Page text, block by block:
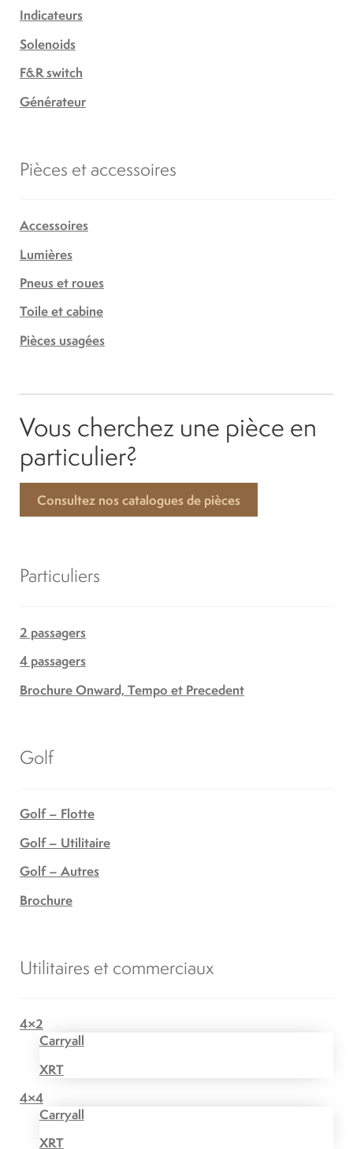
Indicateurs
Solenoids
F&R switch
Générateur
Pièces et accessoires
Accessoires
Lumières
Pneus et roues
Toile et cabine
Pièces usagées
Vous cherchez une pièce en
particulier?
Consultez nos catalogues de pièces
Particuliers
2 passagers
4 passagers
Brochure Onward, Tempo et Precedent
Golf
Golf – Flotte
Golf – Utilitaire
Golf – Autres
Brochure
Utilitaires et commerciaux
4×2
Carryall
XRT
4×4
Carryall
XRT